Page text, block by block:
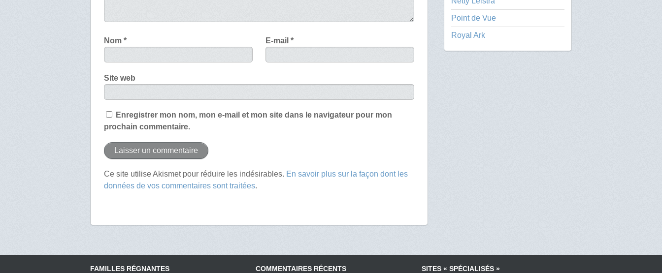
Nom* E-mail *
Site web
Enregistrer mon nom, mon e-mail et mon site dans le navigateur pour mon
prochain commentaire.
Ce site utilise Akismet pour réduire les indésirables. En savoir plus sur la façon dont les
données de vos commentaires sont traitées.
Point de Vue
Royal Ark
FAMILLES RÉGNANTES COMMENTAIRES RÉCENTS SITES « SPÉCIALISÉS »